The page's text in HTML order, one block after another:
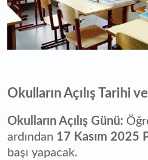
Okulların Açılış Tarihi
Okulların Açılış Günü:
ardından 17 Kasım 2025
başı yapacak.